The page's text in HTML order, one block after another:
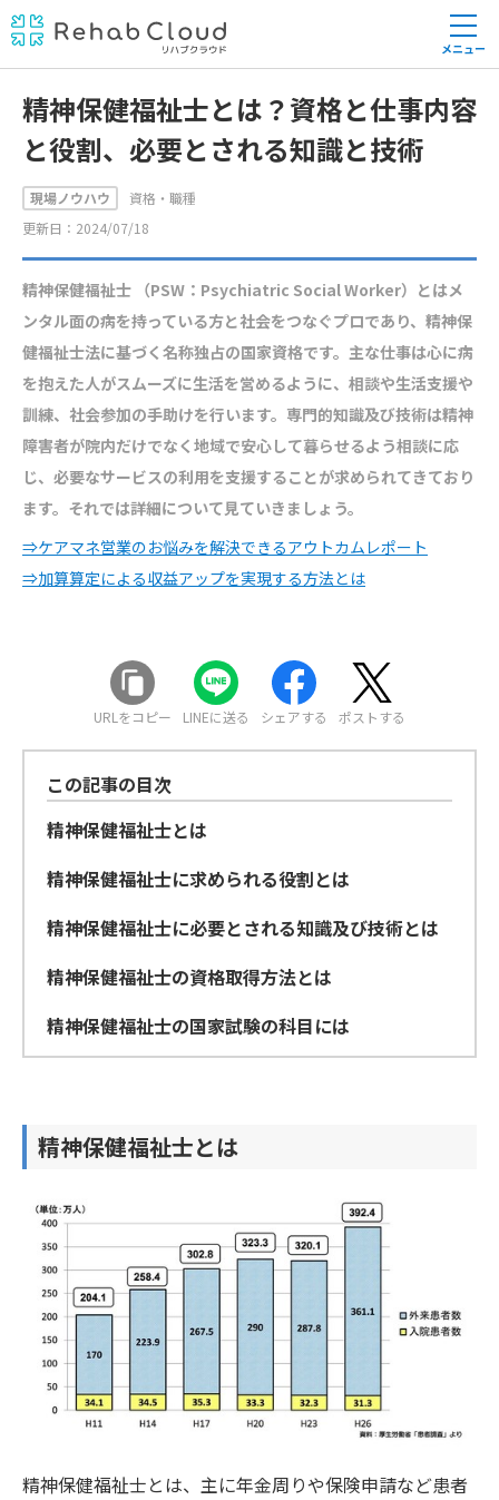
メニュー
精神保健福祉士とは？資格と仕事内容
と役割、必要とされる知識と技術
現場ノウハウ
資格・職種
更新日：2024/07/18
精神保健福祉士 （PSW：Psychiatric Social Worker）とはメ
ンタル面の病を持っている方と社会をつなぐプロであり、精神保
健福祉士法に基づく名称独占の国家資格です。主な仕事は心に病
を抱えた人がスムーズに生活を営めるように、相談や生活支援や
訓練、社会参加の手助けを行います。専門的知識及び技術は精神
障害者が院内だけでなく地域で安心して暮らせるよう相談に応
じ、必要なサービスの利用を支援することが求められてきており
ます。それでは詳細について見ていきましょう。
⇒ケアマネ営業のお悩みを解決できるアウトカムレポート
⇒加算算定による収益アップを実現する方法とは
URLをコピー LINEに送る シェアする ポストする
この記事の目次
精神保健福祉士とは
精神保健福祉士に求められる役割とは
精神保健福祉士に必要とされる知識及び技術とは
精神保健福祉士の資格取得方法とは
精神保健福祉士の国家試験の科目には
精神保健福祉士とは
精神保健福祉士とは、主に年金周りや保険申請など患者